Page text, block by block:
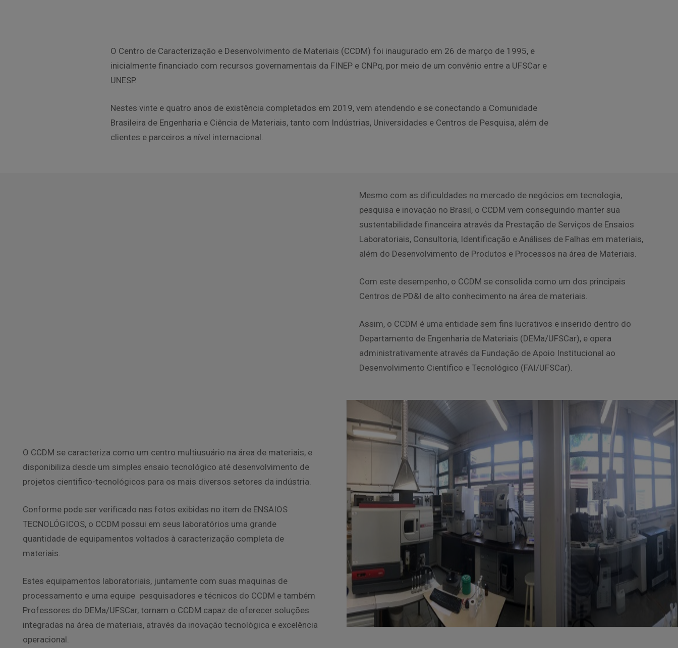
O Centro de Caracterização e Desenvolvimento de Materiais (CCDM) foi inaugurado em 26 de março de 1995, e
inicialmente financiado com recursos governamentais da FINEP e CNPq, por meio de um convênio entre a UFSCar e
UNESP.
Nestes vinte e quatro anos de existência completados em 2019, vem atendendo e se conectando a Comunidade
Brasileira de Engenharia e Ciência de Materiais, tanto com Indústrias, Universidades e Centros de Pesquisa, além de
clientes e parceiros a nível internacional.
Mesmo com as dificuldades no mercado de negócios em tecnologia,
pesquisa e inovação no Brasil, o CCDM vem conseguindo manter sua
sustentabilidade financeira através da Prestação de Serviços de Ensaios
Laboratoriais, Consultoria, Identificação e Análises de Falhas em materiais,
além do Desenvolvimento de Produtos e Processos na área de Materiais.
Com este desempenho, o CCDM se consolida como um dos principais
Centros de PD&I de alto conhecimento na área de materiais.
Assim, o CCDM é uma entidade sem fins lucrativos e inserido dentro do
Departamento de Engenharia de Materiais (DEMa/UFSCar), e opera
administrativamente através da Fundação de Apoio Institucional ao
Desenvolvimento Científico e Tecnológico (FAI/UFSCar).
O CCDM se caracteriza como um centro multiusuário na área de materiais, e
disponibiliza desde um simples ensaio tecnológico até desenvolvimento de
projetos cientifico-tecnológicos para os mais diversos setores da indústria.
Conforme pode ser verificado nas fotos exibidas no item de ENSAIOS
TECNOLÓGICOS, o CCDM possui em seus laboratórios uma grande
quantidade de equipamentos voltados à caracterização completa de
materiais.
Estes equipamentos laboratoriais, juntamente com suas maquinas de
processamento e uma equipe pesquisadores e técnicos do CCDM e também
Professores do DEMa/UFSCar, tornam o CCDM capaz de oferecer soluções
integradas na área de materiais, através da inovação tecnológica e excelência
operacional.